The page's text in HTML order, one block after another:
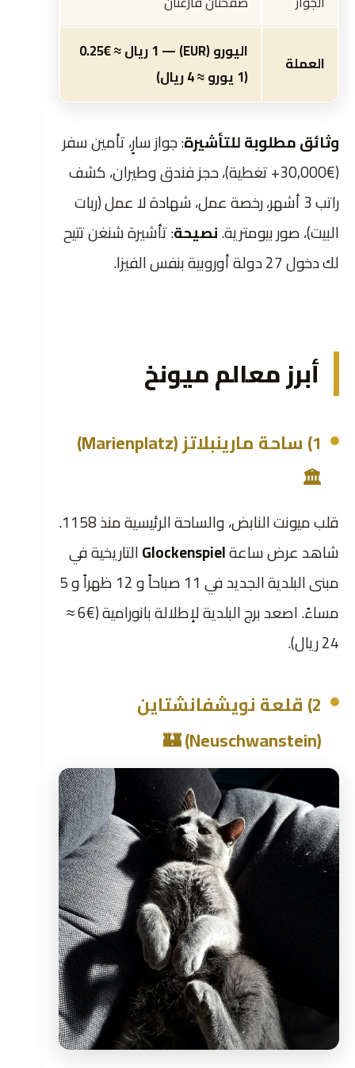
العملة
اليورو (EUR) — 1 ريال ≈ €0.25
(1 يورو ≈ 4 ريال)
وثائق مطلوبة للتأشيرة: جواز سارٍ، تأمين سفر
(€30,000+ تغطية)، حجز فندق وطيران، كشف
راتب 3 أشهر، رخصة عمل، شهادة لا عمل (ربات
البيت)، صور بيومترية.نصيحة: تأشيرة شنغن تتيح
لك دخول 27 دولة أوروبية بنفس الفيزا.
أبرز معالم ميونخ
1) ساحة مارينبلاتز (Marienplatz)
🏛️
قلب ميونت النابض، والساحة الرئيسية منذ 1158.
شاهد عرض ساعةGlockenspielالتاريخية في
مبنى البلدية الجديد في 11 صباحاً و 12 ظهراً و 5
مساءً. اصعد برج البلدية لإطلالة بانورامية (€6 ≈
24 ريال).
2) قلعة نويشفانشتاين
(Neuschwanstein) 🏰